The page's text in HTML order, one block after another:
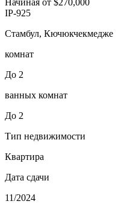
IP-925
Стамбул, Кючюкчекмедже
комнат
До 2
ванных комнат
До 2
Тип недвижимости
Квартира
Дата сдачи
11/2024